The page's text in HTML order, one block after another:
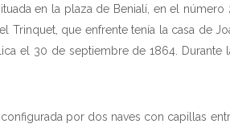
en la plaza de Benialí, en el
que enfrente tenía la casa de
el 30 de septiembre de 1864.
por dos naves con capillas